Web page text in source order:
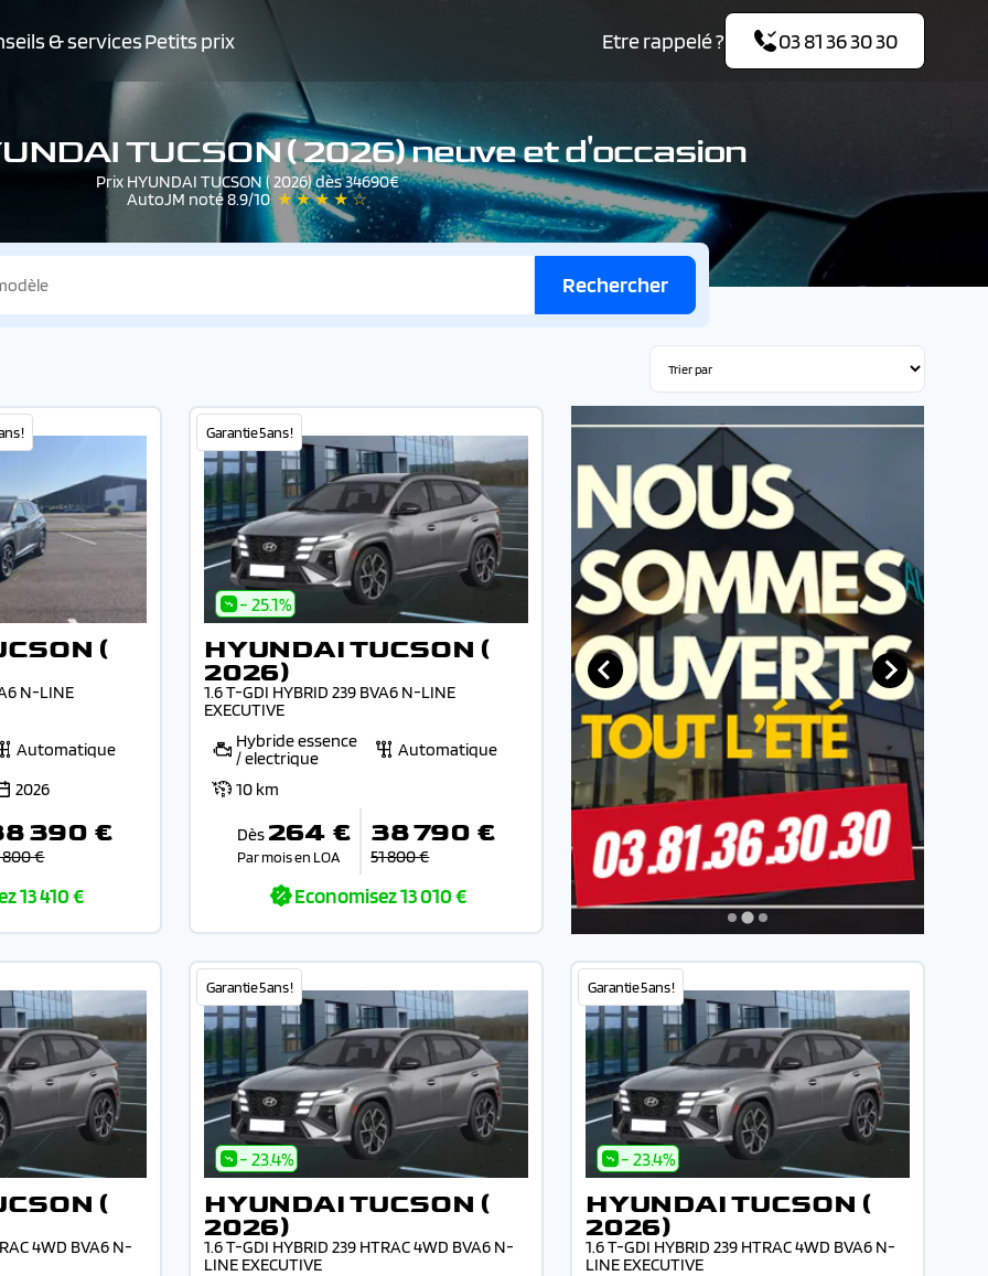
& servicesPetits prix Etre rappelé ? 03 81 36 30 30
TUCSON ( 2026) neuve et d'occasion
Prix HYUNDAI TUCSON ( 2026) dès 34690€
AutoJM noté 8.9/10 ★ ★ ★ ★ ☆
Rechercher
!
(
N-LINE
Automatique
2026
390 €
800 €
13 410 €
Garantie 5 ans !
- 25.1%
HYUNDAI TUCSON (
2026)
1.6 T-GDI HYBRID 239 BVA6 N-LINE
EXECUTIVE
Hybride essence
/ electrique
Automatique
10 km
Dès 264 €
Par mois en LOA
38 790 €
51 800 €
Economisez13 010 €
(
4WD BVA6 N-
Garantie 5 ans !
- 23.4%
HYUNDAI TUCSON (
2026)
1.6 T-GDI HYBRID 239 HTRAC 4WD BVA6 N-
LINE EXECUTIVE
Garantie 5 ans !
- 23.4%
HYUNDAI TUCSON (
2026)
1.6 T-GDI HYBRID 239 HTRAC 4WD BVA6 N-
LINE EXECUTIVE